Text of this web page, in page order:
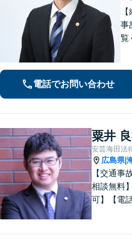
事
覧
電話でお問い合わせ
粟井
安芸海田法
広島県|
【交通事
相談無料
可】【電